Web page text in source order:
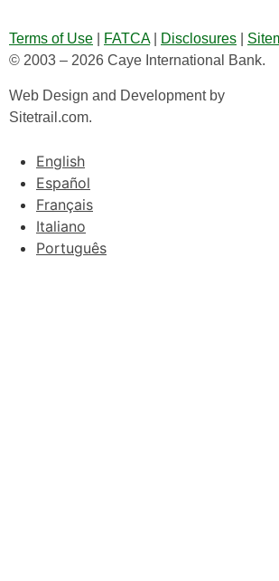
Terms of Use FATCA| Disclosures
© 2003 – 2026 Caye International Bank.
Web Design and Development by
Sitetrail.com.
English
Español
Français
Italiano
Português